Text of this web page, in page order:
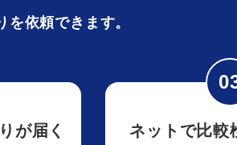
依頼できます。
が届く ネットで比較